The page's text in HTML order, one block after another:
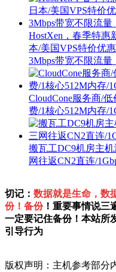
HostXen，春季特惠
本/美国VPS特价优
3Mbps带宽不限流量
CloudCone服务商/
费/1核心512M内存/
搬瓦工DC9机房主
网往返CN2直连/
切记： 数据就是生命，数
份！备份！重要事情说三
一定要记住备份！本站所
引导行为
版权声明：主机参考部分